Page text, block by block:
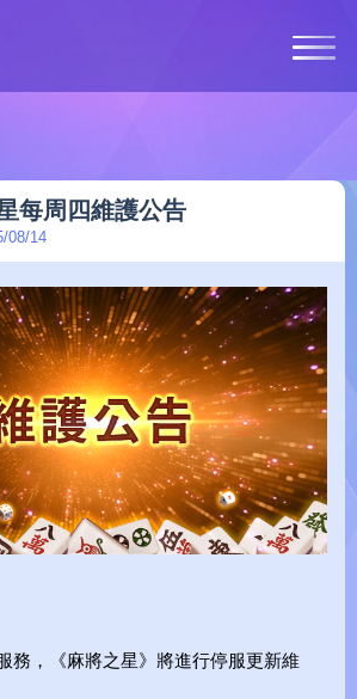
消息
介紹
中心
登入
Google Play立
每周四維護公告
08/14
務，《麻將之星》將進行停服更新維